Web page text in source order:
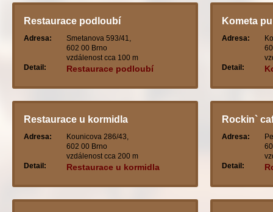
Restaurace podloubí
Adresa:
Smetanova 593/41,
602 00 Brno
vzdálenost cca 100 m
Detail:
Restaurace podloubí
Kometa
Adresa:
Detail:
Restaurace u kormidla
Adresa:
Kounicova 286/43,
602 00 Brno
vzdálenost cca 200 m
Detail:
Restaurace u kormidla
Rockin`
Adresa:
Detail: